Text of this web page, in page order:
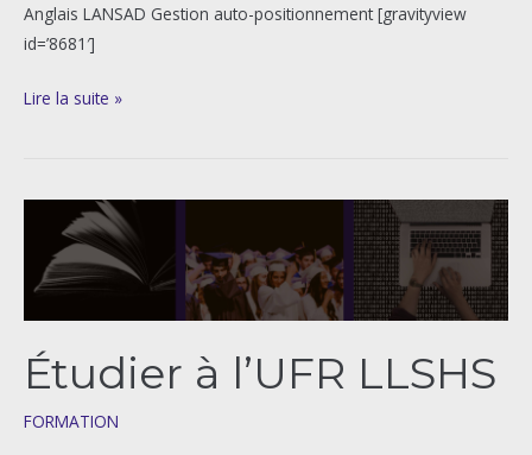
Anglais LANSAD Gestion auto-positionnement [gravityview
id=’8681′]
Lire la suite »
Étudier à l’UFR LLSHS
FORMATION
l’UFR